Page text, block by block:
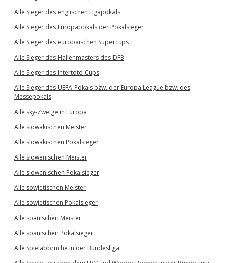
Alle Sieger des englischen Ligapokals
Alle Sieger des Europapokals der Pokalsieger
Alle Sieger des europäischen Supercups
Alle Sieger des Hallenmasters des DFB
Alle Sieger des Intertoto-Cups
Alle Sieger des UEFA-Pokals bzw. der Europa League bzw. des
Messepokals
Alle sky-Zweige in Europa
Alle slowakischen Meister
Alle slowakischen Pokalsieger
Alle slowenischen Meister
Alle slowenischen Pokalsieger
Alle sowjetischen Meister
Alle sowjetischen Pokalsieger
Alle spanischen Meister
Alle spanischen Pokalsieger
Alle Spielabbrüche in der Bundesliga